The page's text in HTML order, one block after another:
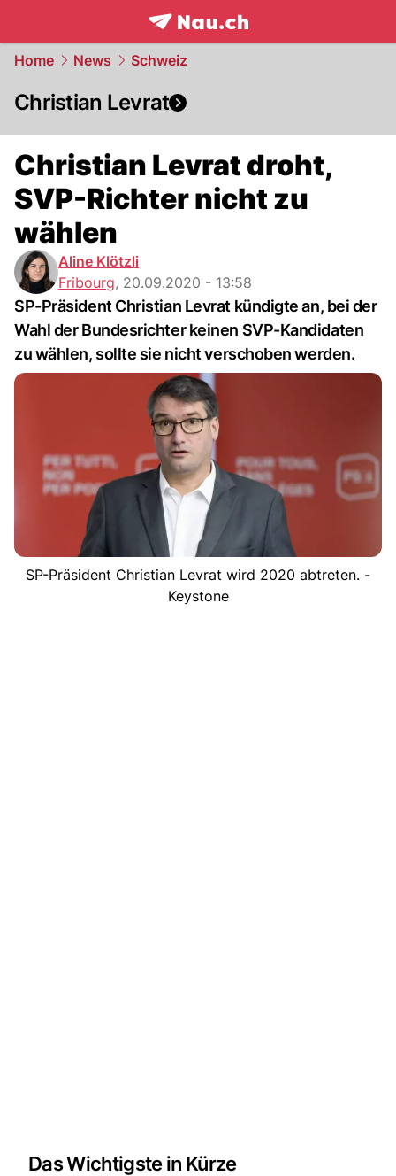
frontpage.NAU.ch
Home News Schweiz
Christian Levrat
Christian Levrat droht,
SVP-Richter nicht zu
wählen
Aline Klötzli
Fribourg, 20.09.2020 - 13:58
SP-Präsident Christian Levrat kündigte an, bei der
Wahl der Bundesrichter keinen SVP-Kandidaten
zu wählen, sollte sie nicht verschoben werden.
SP-Präsident Christian Levrat wird 2020 abtreten. -
Keystone
Das Wichtigste in Kürze